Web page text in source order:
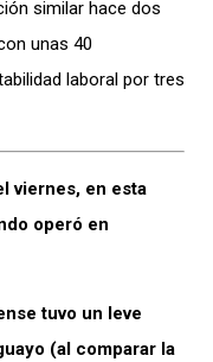
similar hace dos
unas 40
laboral por tres
viernes, en esta
operó en
tuvo un leve
(al comparar la